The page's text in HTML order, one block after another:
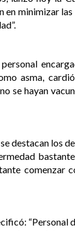
minimizar
asma,
se hayan
destacan los
comenzar
“Personal